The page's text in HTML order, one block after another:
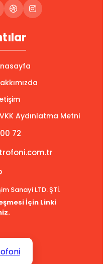
Aydınlatma Metni
72
Sanayi LTD. ŞTİ.
İçin Linki